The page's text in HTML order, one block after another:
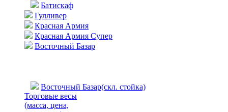
Батискаф
Гулливер
Красная Армия
Красная Армия Супер
Восточный Базар
Восточный Базар(скл. стойка)
Торговые весы
(масса, цена,